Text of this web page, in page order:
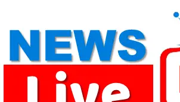
content